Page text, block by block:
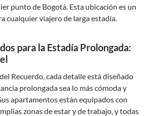
punto de Bogotá. Esta ubicación es un
cualquier viajero de larga estadía.
para la Estadía Prolongada:
Recuerdo, cada detalle está diseñado
prolongada sea lo más cómoda y
apartamentos están equipados con
zonas de estar y de trabajo, y todas